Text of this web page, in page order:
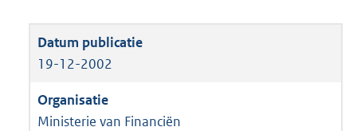
19-12-2002
Ministerie van Financiën